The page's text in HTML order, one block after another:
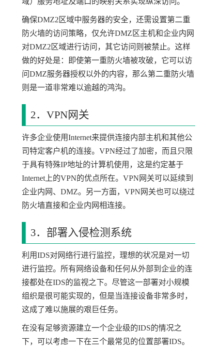
确保DMZ2区域中服务器的安全，还需设置第二重
防火墙的访问策略，仅允许DMZ区主机和企业内网
对DMZ2区域进行访问，其它访问则被禁止。这样
做的好处是：即使第一重防火墙被攻破，它可以访
问DMZ服务器授权以外的内容，那么第二重防火墙
则是一道非常难以逾越的鸿沟。
2．VPN网关
许多企业使用Internet来提供连接内部主机和其他公
司特定客户机的连接。VPN经过了加密，而且只限
于具有特殊IP地址的计算机使用，这是约定基于
Internet上的VPN的优点所在。VPN网关可以延续到
企业内网、DMZ。另一方面，VPN网关也可以绕过
防火墙直接和企业内网相连接。
3．部署入侵检测系统
利用IDS对网络行进行监控，理想的状况是对一切
进行监控。所有网络设备和任何从外部到企业的连
接都处在IDS的监视之下。尽管这一部署对小规模
组织是很可能实现的，但是当连接设备非常多时，
这成了难以施展的艰巨任务。
在没有足够资源建立一个企业级的IDS的情况之
下，可以考虑一下在三个最常见的位置部署IDS。